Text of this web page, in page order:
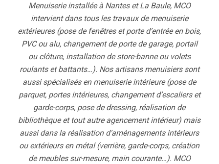
Menuiserie installée à Nantes et La Baule, MCO
intervient dans tous les travaux demenuiserie
extérieures(pose de fenêtres et porte d’entrée en bois,
PVC ou alu, changement de porte de garage, portail
ou clôture, installation de store-banne ou volets
roulants et battants…). Nos artisans menuisiers sont
aussi spécialisés en menuiserie intérieure (pose de
parquet, portes intérieures, changement d’escaliers et
garde-corps, pose de dressing, réalisation de
bibliothèque et tout autre agencement intérieur) mais
aussi dans la réalisation d’aménagements intérieurs
ou extérieurs en métal (verrière, garde-corps, création
de meubles sur-mesure, main courante…). MCO